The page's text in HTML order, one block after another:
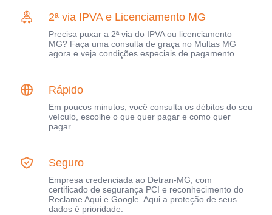
2ª via IPVA e Licenciamento MG
Precisa puxar a 2ª via do IPVA ou licenciamento
MG? Faça uma consulta de graça no Multas MG
agora e veja condições especiais de pagamento.
Rápido
Em poucos minutos, você consulta os débitos do seu
veículo, escolhe o que quer pagar e como quer
pagar.
Seguro
Empresa credenciada ao Detran-MG, com
certificado de segurança PCI e reconhecimento do
Reclame Aqui e Google. Aqui a proteção de seus
dados é prioridade.